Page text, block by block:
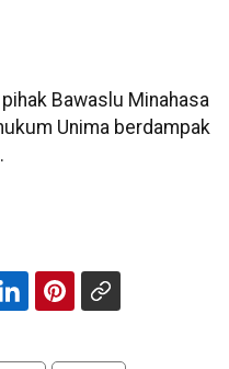
Bawaslu Minahasa
Unima berdampak